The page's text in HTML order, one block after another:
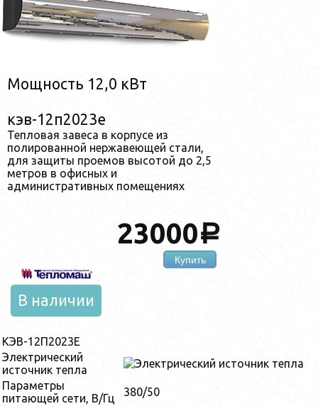
Мощность 12,0 кВт
кэв-12п2023е
Тепловая завеса в корпусе из
полированной нержавеющей стали,
для защиты проемов высотой до 2,5
метров в офисных и
административных помещениях
23000a
Купить
В наличии
КЭВ-12П2023Е
Электрический
источник тепла
Параметры
питающей сети, В/Гц
380/50